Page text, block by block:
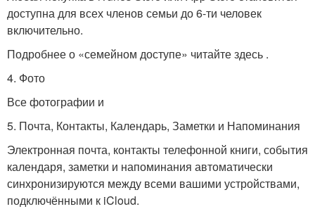
доступна для всех членов семьи до 6-ти человек
включительно.
Подробнее о «семейном доступе» читайте здесь .
4. Фото
Все фотографии и
5. Почта, Контакты, Календарь, Заметки и Напоминания
Электронная почта, контакты телефонной книги, события
календаря, заметки и напоминания автоматически
синхронизируются между всеми вашими устройствами,
подключёнными к iCloud.